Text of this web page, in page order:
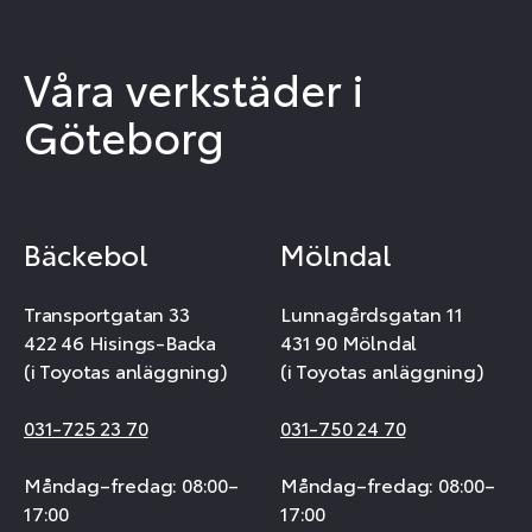
Våra verkstäder i
Göteborg
Bäckebol
Transportgatan 33
422 46 Hisings-Backa
(i Toyotas anläggning)
031-725 23 70
Måndag–fredag: 08:00–
17:00
Mölndal
Lunnagårdsgatan 11
431 90 Mölndal
(i Toyotas anläggning)
031-750 24 70
Måndag–fredag: 08:00–
17:00